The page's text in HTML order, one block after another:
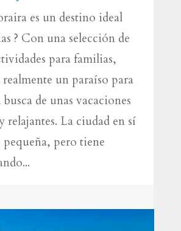
es un destino ideal
? Con una selección de
para familias,
un paraíso para
de unas vacaciones
relajantes. La ciudad en sí
pequeña, pero tiene